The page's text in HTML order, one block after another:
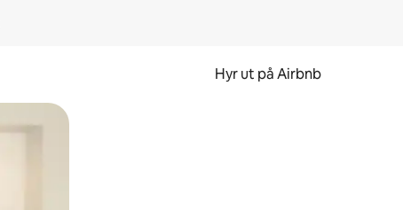
Hyr ut på Airbnb